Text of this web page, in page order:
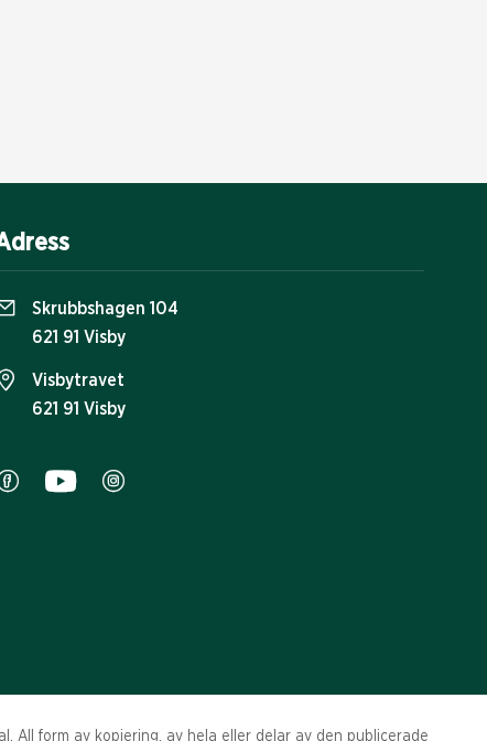
Skrubbshagen 104
621 91 Visby
Visbytravet
621 91 Visby
All form av kopiering, av hela eller delar av den publicerade